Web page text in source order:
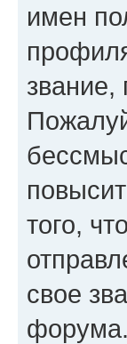
имен
звание,
того,
свое
форума.